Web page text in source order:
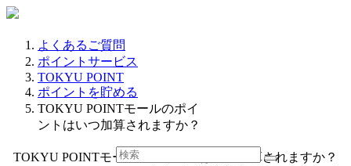
よくあるご質問
ポイントサービス
TOKYU POINT
ポイントを貯める
TOKYU POINTモールのポイ
ントはいつ加算されますか？
TOKYU POINTモールのポイントはいつ加算されますか？